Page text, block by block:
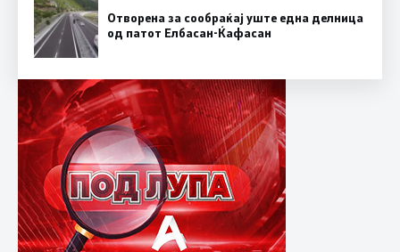
Отворена за сообраќај уште една делница
од патот Елбасан-Ќафасан